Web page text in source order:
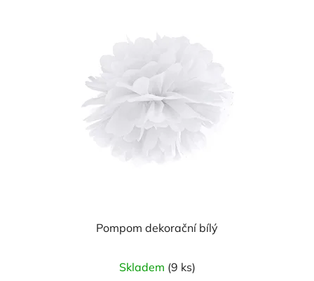
Pompom dekorační bílý
Skladem (9 ks)